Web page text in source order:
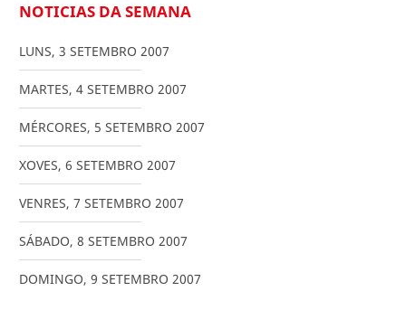
NOTICIAS DA SEMANA
LUNS, 3 SETEMBRO 2007
MARTES, 4 SETEMBRO 2007
MÉRCORES, 5 SETEMBRO 2007
XOVES, 6 SETEMBRO 2007
VENRES, 7 SETEMBRO 2007
SÁBADO, 8 SETEMBRO 2007
DOMINGO, 9 SETEMBRO 2007